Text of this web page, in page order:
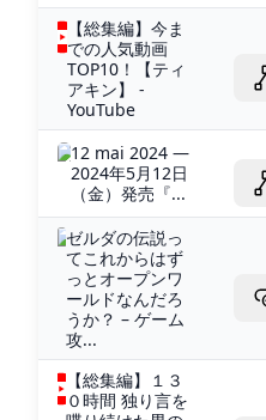
【総集編】今ま
での人気動画
TOP10！【ティ
アキン】 -
YouTube
12 mai 2024 —
2024年5月12日
（金）発売『...
ゼルダの伝説っ
てこれからはず
っとオープンワ
ールドなんだろ
うか？ – ゲーム
攻...
【総集編】１３
０時間 独り言を